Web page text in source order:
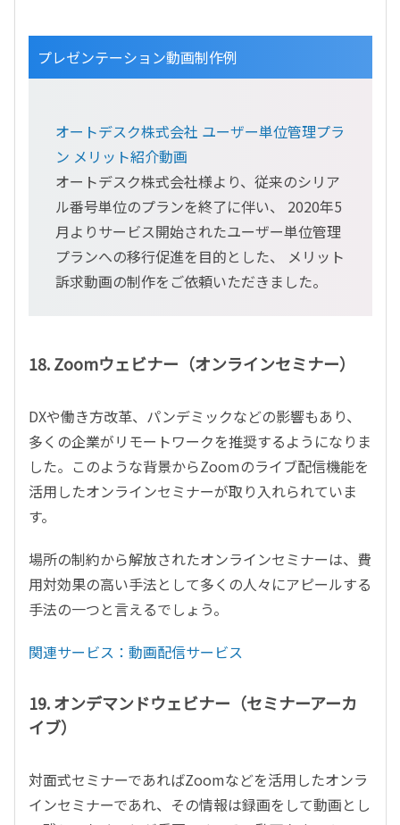
プレゼンテーション動画制作例
オートデスク株式会社 ユーザー単位管理プラ
ン メリット紹介動画
オートデスク株式会社様より、従来のシリア
ル番号単位のプランを終了に伴い、 2020年5
月よりサービス開始されたユーザー単位管理
プランへの移行促進を目的とした、 メリット
訴求動画の制作をご依頼いただきました。
18. Zoomウェビナー（オンラインセミナー）
DXや働き方改革、パンデミックなどの影響もあり、
多くの企業がリモートワークを推奨するようになりま
した。このような背景からZoomのライブ配信機能を
活用したオンラインセミナーが取り入れられていま
す。
場所の制約から解放されたオンラインセミナーは、費
用対効果の高い手法として多くの人々にアピールする
手法の一つと言えるでしょう。
関連サービス： 動画配信サービス
19. オンデマンドウェビナー（セミナーアーカ
イブ）
対面式セミナーであればZoomなどを活用したオンラ
インセミナーであれ、その情報は録画をして動画とし